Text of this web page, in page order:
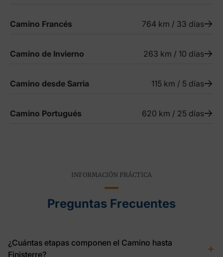
Camino Francés 764 km / 33 días
Camino de Invierno 263 km / 10 días
Camino desde Sarria 115 km / 5 días
Camino Portugués 620 km / 25 días
INFORMACIÓN PRÁCTICA
Preguntas Frecuentes
¿Cuántas etapas componen el Camino hasta
Finisterre?
+